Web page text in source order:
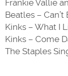
Frankie Vallie
Beatles –
Kinks – What I
Kinks – Come
The Staples